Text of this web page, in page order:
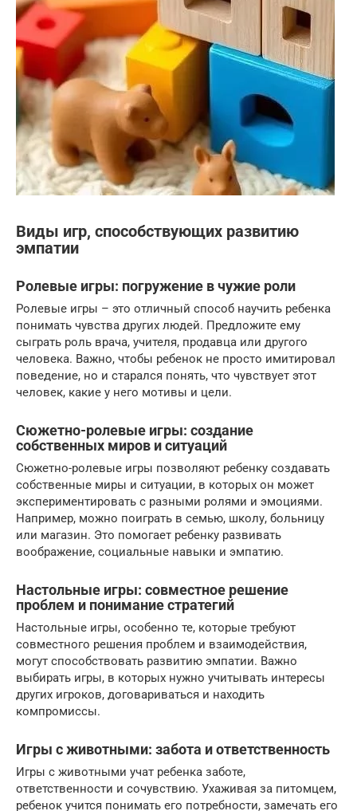
Виды игр, способствующих развитию
эмпатии
Ролевые игры: погружение в чужие роли
Ролевые игры – это отличный способ научить ребенка
понимать чувства других людей. Предложите ему
сыграть роль врача, учителя, продавца или другого
человека. Важно, чтобы ребенок не просто имитировал
поведение, но и старался понять, что чувствует этот
человек, какие у него мотивы и цели.
Сюжетно-ролевые игры: создание
собственных миров и ситуаций
Сюжетно-ролевые игры позволяют ребенку создавать
собственные миры и ситуации, в которых он может
экспериментировать с разными ролями и эмоциями.
Например, можно поиграть в семью, школу, больницу
или магазин. Это помогает ребенку развивать
воображение, социальные навыки и эмпатию.
Настольные игры: совместное решение
проблем и понимание стратегий
Настольные игры, особенно те, которые требуют
совместного решения проблем и взаимодействия,
могут способствовать развитию эмпатии. Важно
выбирать игры, в которых нужно учитывать интересы
других игроков, договариваться и находить
компромиссы.
Игры с животными: забота и ответственность
Игры с животными учат ребенка заботе,
ответственности и сочувствию. Ухаживая за питомцем,
ребенок учится понимать его потребности, замечать его